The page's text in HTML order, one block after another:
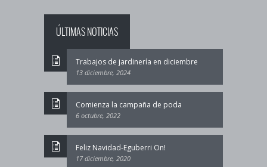
ÚLTIMAS NOTICIAS
Trabajos de jardinería en diciembre
13 diciembre, 2024
Comienza la campaña de poda
6 octubre, 2022
Feliz Navidad-Eguberri On!
17 diciembre, 2020